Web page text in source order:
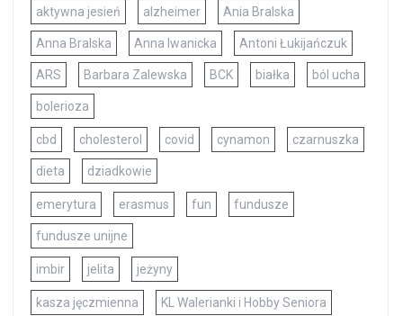
aktywna jesień alzheimer Ania Bralska
Anna Bralska Anna Iwanicka Antoni Łukijańczuk
ARS Barbara Zalewska BCK białka ból ucha
bolerioza
cbd cholesterol covid cynamon czarnuszka
dieta dziadkowie
emerytura erasmus fun fundusze
fundusze unijne
imbir jelita jeżyny
kasza jęczmienna KL Walerianki i Hobby Seniora